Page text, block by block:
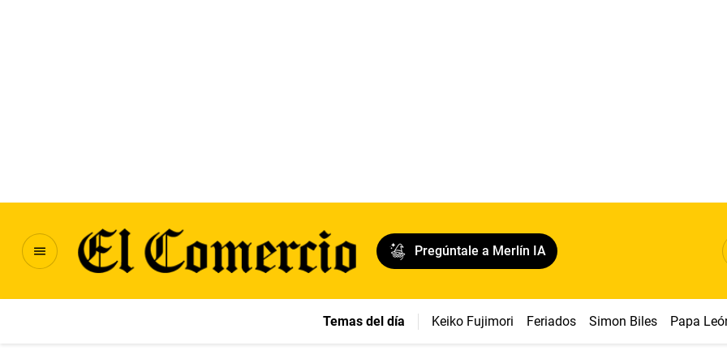
Pregúntale a Merlín IA
Temas del día Keiko Fujimori Feriados Simon Biles Papa